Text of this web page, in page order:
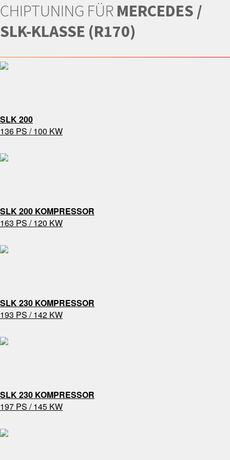
CHIPTUNING FÜR MERCEDES /
SLK-KLASSE (R170)
SLK 200
136 PS / 100 KW
SLK 200 KOMPRESSOR
163 PS / 120 KW
SLK 230 KOMPRESSOR
193 PS / 142 KW
SLK 230 KOMPRESSOR
197 PS / 145 KW